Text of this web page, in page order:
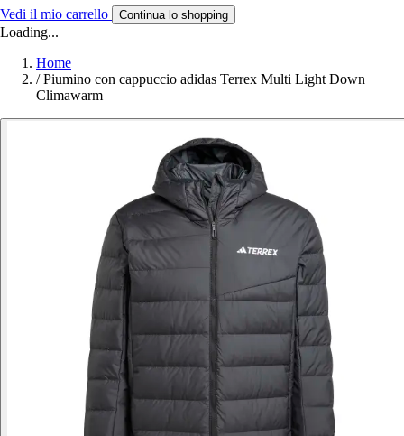
Vedi il mio carrello Continua lo shopping
Loading...
Home
/ Piumino con cappuccio adidas Terrex Multi Light Down
Climawarm